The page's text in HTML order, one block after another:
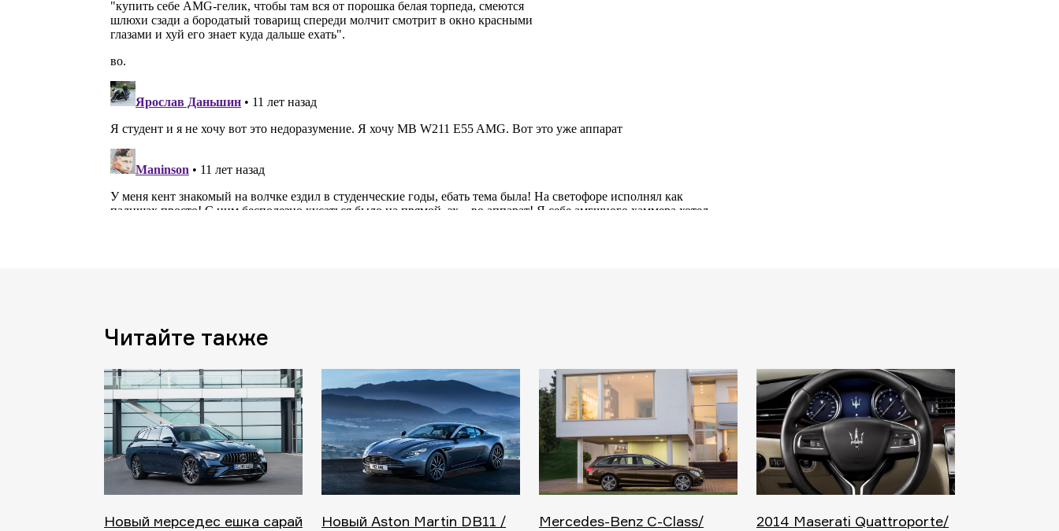
Читайте также
Новый мерседес ешка сарай Новый Aston Martin DB11 / Mercedes-Benz C-Class/ 2014 Maserati Quattroporte/